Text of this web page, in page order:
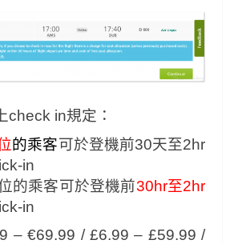
check in規定：
的乘客可於登機前30天至2hr
in
的乘客可於登機前30hr至2hr
in
– €69.99 / £6.99 – £59.99 /